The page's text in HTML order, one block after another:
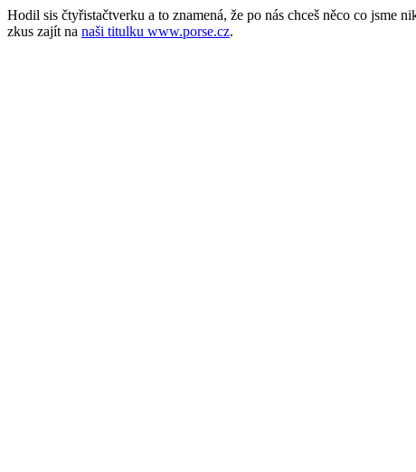
Hodil sis čtyřistačtverku a to znamená, že po nás chceš něco co jsme
zkus zajít na naši titulku www.porse.cz.